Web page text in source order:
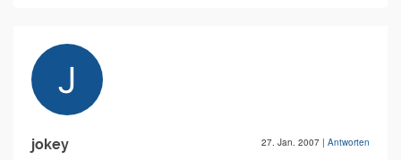
jokey 27. Jan. 2007 | Antworten